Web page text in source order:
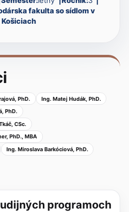
fakulta so sídlom v
Košiciach
PhD.
Ing. Matej Hudák, PhD.
PhD.
CSc.
PhD., MBA
Ing. Miroslava Barkóciová, PhD.
programoch